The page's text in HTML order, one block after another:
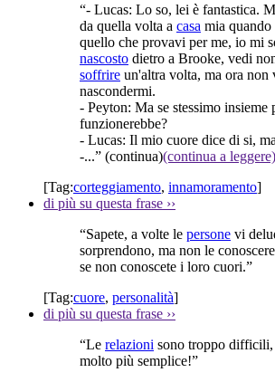
“- Lucas: Lo so, lei è fantastica.
da quella volta a casa mia
quello che provavi per me, io mi
nascosto dietro a Brooke, vedi
soffrire un'altra volta, ma ora non
nascondermi.
- Peyton: Ma se stessimo insieme
funzionerebbe?
- Lucas: Il mio cuore dice di si,
-...” (continua)(continua a leggere)
[Tag:corteggiamento, innamoramento]
di più su questa frase ››
“Sapete, a volte le persone vi
sorprendono, ma non le
se non conoscete i loro cuori.”
[Tag:cuore, personalità]
di più su questa frase ››
“Le relazioni sono troppo difficili,
molto più semplice!”